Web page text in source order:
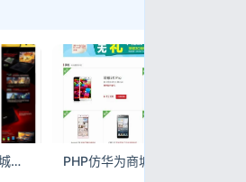
仿趣分期大学生分期商城源码 第二版方维P2P内核开源修复BUG